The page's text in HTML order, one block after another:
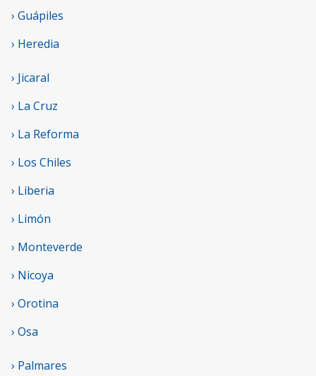
› Guápiles
› Heredia
› Jicaral
› La Cruz
› La Reforma
› Los Chiles
› Liberia
› Limón
› Monteverde
› Nicoya
› Orotina
› Osa
› Palmares